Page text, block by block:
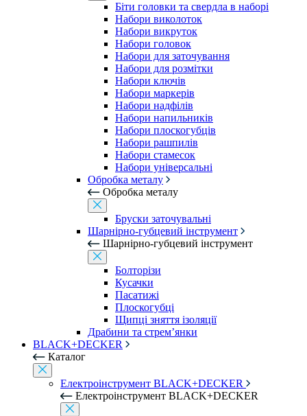
Біти головки та свердла в наборі
Набори виколоток
Набори викруток
Набори головок
Набори для заточування
Набори для розмітки
Набори ключів
Набори маркерів
Набори надфілів
Набори напильників
Набори плоскогубців
Набори рашпилів
Набори стамесок
Набори універсальні
Обробка металу
Обробка металу
Бруски заточувальні
Шарнірно-губцевий інструмент
Шарнірно-губцевий інструмент
Болторізи
Кусачки
Пасатижі
Плоскогубці
Щипці зняття ізоляції
Драбини та стрем’янки
BLACK+DECKER
Каталог
Електроінструмент BLACK+DECKER
Електроінструмент BLACK+DECKER